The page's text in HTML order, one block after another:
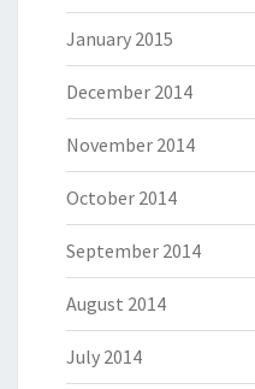
January 2015
December 2014
November 2014
October 2014
September 2014
August 2014
July 2014